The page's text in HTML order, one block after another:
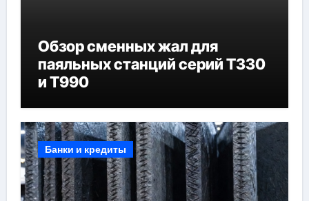
Обзор сменных жал для
паяльных станций серий T330
и T990
Банки и кредиты